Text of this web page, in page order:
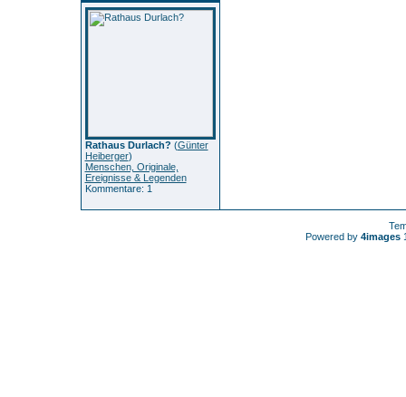
Rathaus Durlach? (Günter
Heiberger)
Menschen, Originale,
Ereignisse & Legenden
Kommentare: 1
Powered by 4images